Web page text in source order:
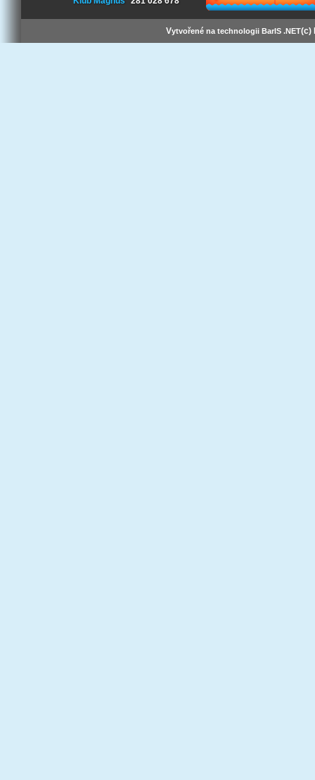
Vytvořené na technologii BarIS .NET(c)